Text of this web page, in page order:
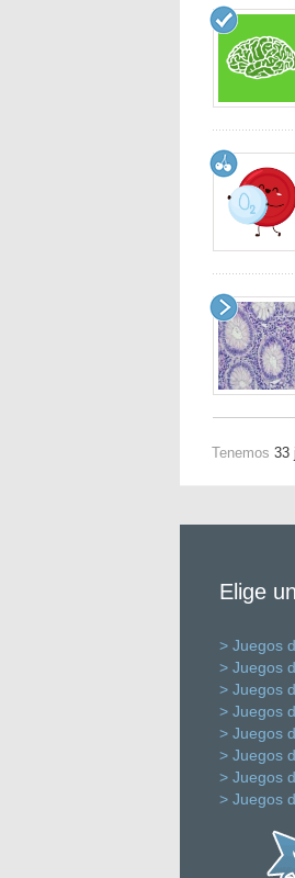
Tenemos 33
Elige
> Juegos
> Juegos
> Juegos
> Juegos
> Juegos
> Juegos
> Juegos
> Juegos